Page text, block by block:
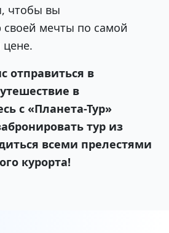
чтобы вы
своей мечты по самой
цене.
отправиться в
в
с «Планета-Тур»
тур из
всеми прелестями
курорта!